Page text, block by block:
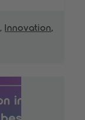
, Innovation,